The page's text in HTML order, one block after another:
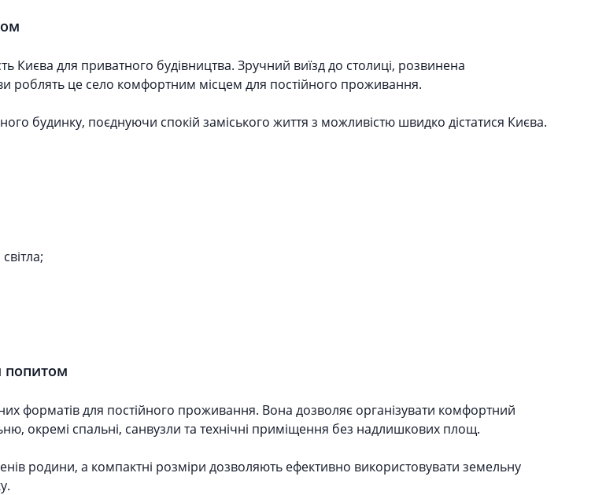
Києва для приватного будівництва. Зручний виїзд до столиці, розвинена
роблять це село комфортним місцем для постійного проживання.
будинку, поєднуючи спокій заміського життя з можливістю швидко дістатися Києва.
попитом
форматів для постійного проживання. Вона дозволяє організувати комфортний
окремі спальні, санвузли та технічні приміщення без надлишкових площ.
родини, а компактні розміри дозволяють ефективно використовувати земельну